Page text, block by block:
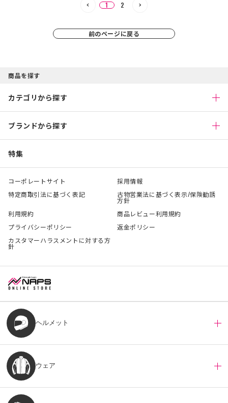
1 2
前のページに戻る
商品を探す
カテゴリから探す
ブランドから探す
特集
コーポレートサイト
採用情報
特定商取引法に基づく表記
古物営業法に基づく表示/保険勧誘
方針
利用規約
商品レビュー利用規約
プライバシーポリシー
返金ポリシー
カスタマーハラスメントに対する方
針
ヘルメット
ウェア